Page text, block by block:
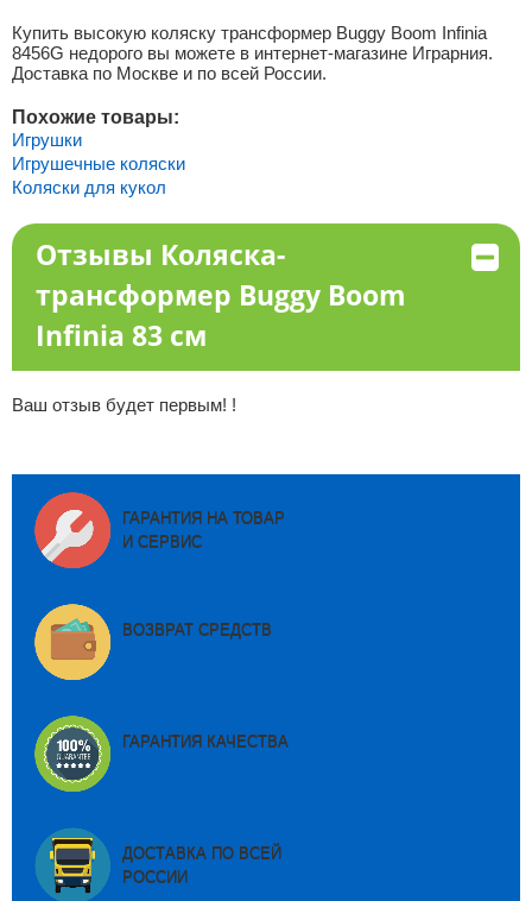
Купить высокую коляску трансформер Buggy Boom Infinia
8456G недорого вы можете в интернет-магазине Играрния.
Доставка по Москве и по всей России.
Похожие товары:
Игрушки
Игрушечные коляски
Коляски для кукол
Отзывы Коляска-
трансформер Buggy Boom
Infinia 83 см
Ваш отзыв будет первым! !
ГАРАНТИЯ НА ТОВАР
И СЕРВИС
ВОЗВРАТ СРЕДСТВ
ГАРАНТИЯ КАЧЕСТВА
ДОСТАВКА ПО ВСЕЙ
РОССИИ